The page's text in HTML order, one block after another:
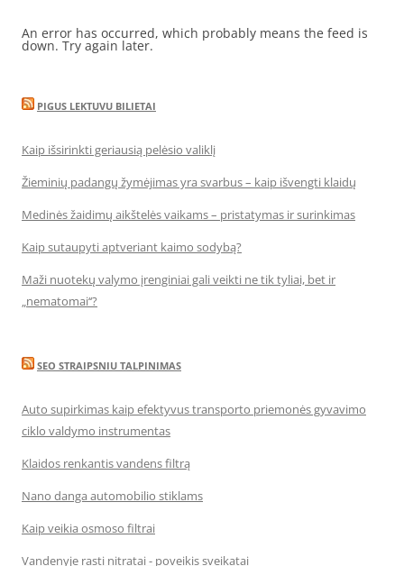
An error has occurred, which probably means the feed is
down. Try again later.
PIGUS LEKTUVU BILIETAI
Kaip išsirinkti geriausią pelėsio valiklį
Žieminių padangų žymėjimas yra svarbus – kaip išvengti klaidų
Medinės žaidimų aikštelės vaikams – pristatymas ir surinkimas
Kaip sutaupyti aptveriant kaimo sodybą?
Maži nuotekų valymo įrenginiai gali veikti ne tik tyliai, bet ir
„nematomai‘‘?
SEO STRAIPSNIU TALPINIMAS
Auto supirkimas kaip efektyvus transporto priemonės gyvavimo
ciklo valdymo instrumentas
Klaidos renkantis vandens filtrą
Nano danga automobilio stiklams
Kaip veikia osmoso filtrai
Vandenyje rasti nitratai - poveikis sveikatai